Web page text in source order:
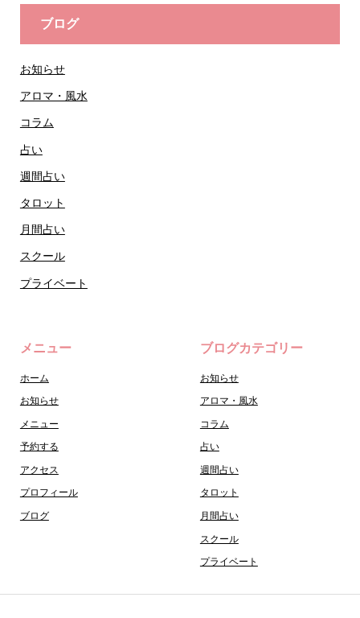
ブログ
お知らせ
アロマ・風水
コラム
占い
週間占い
タロット
月間占い
スクール
プライベート
メニュー
ホーム
お知らせ
メニュー
予約する
アクセス
プロフィール
ブログ
ブログカテゴリー
お知らせ
アロマ・風水
コラム
占い
週間占い
タロット
月間占い
スクール
プライベート